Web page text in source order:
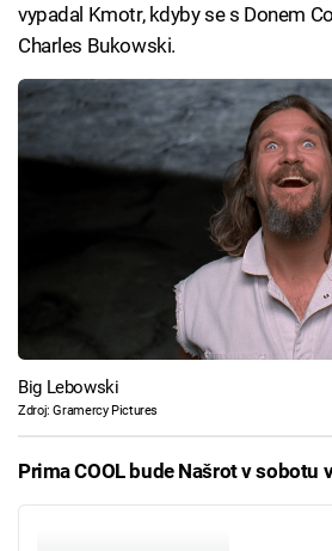
vypadal Kmotr, kdyby se s Donem
Charles Bukowski.
Big Lebowski
Zdroj: Gramercy Pictures
Prima COOL bude Našrot v sobotu